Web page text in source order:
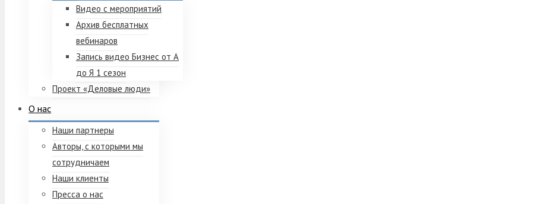
Видео с мероприятий
Архив бесплатных
вебинаров
Запись видео Бизнес от А
до Я 1 сезон
Проект «Деловые люди»
О нас
Наши партнеры
Авторы, с которыми мы
сотрудничаем
Наши клиенты
Пресса о нас